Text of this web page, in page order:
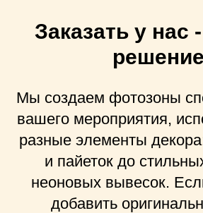
Заказать у нас
решение
Мы создаем фотозоны
вашего мероприятия,
разные элементы
и пайеток до
неоновых вывесок.
добавить